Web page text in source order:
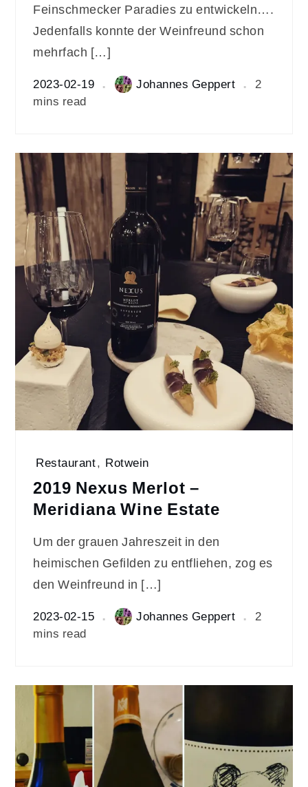
Feinschmecker Paradies zu entwickeln….
Jedenfalls konnte der Weinfreund schon
mehrfach […]
2023-02-19 Johannes Geppert
2
mins read
Restaurant, Rotwein
2019 Nexus Merlot –
Meridiana Wine Estate
Um der grauen Jahreszeit in den
heimischen Gefilden zu entfliehen, zog es
den Weinfreund in […]
2023-02-15 Johannes Geppert
2
mins read